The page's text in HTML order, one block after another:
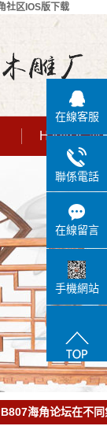
社区IOS版下载
HJ04DC海
海角论坛在不
在線客服
聯係電話
在線留言
手機網站